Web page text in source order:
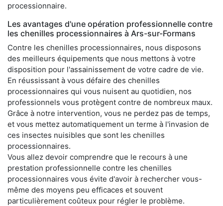
processionnaire.
Les avantages d'une opération professionnelle contre
les chenilles processionnaires à Ars-sur-Formans
Contre les chenilles processionnaires, nous disposons
des meilleurs équipements que nous mettons à votre
disposition pour l'assainissement de votre cadre de vie.
En réussissant à vous défaire des chenilles
processionnaires qui vous nuisent au quotidien, nos
professionnels vous protègent contre de nombreux maux.
Grâce à notre intervention, vous ne perdez pas de temps,
et vous mettez automatiquement un terme à l'invasion de
ces insectes nuisibles que sont les chenilles
processionnaires.
Vous allez devoir comprendre que le recours à une
prestation professionnelle contre les chenilles
processionnaires vous évite d'avoir à rechercher vous-
même des moyens peu efficaces et souvent
particulièrement coûteux pour régler le problème.